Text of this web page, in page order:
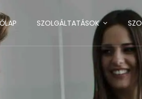
SZOLGÁLTATÁSOK